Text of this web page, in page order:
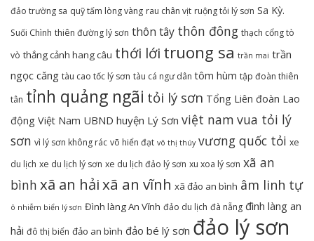
đảo trường sa quỹ tấm lòng vàng rau chân vịt ruộng tỏi lý sơn Sa Kỳ.
Suối Chình thiên đường lý sơn thôn tây thôn đông thạch cổng tò
vò thắng cảnh hang câu thới lới truong sa trần mai trần
ngọc căng tàu cao tốc lý sơn tàu cá ngư dân tôm hùm tập đoàn thiên
tân tỉnh quảng ngãi tỏi lý sơn Tổng Liên đoàn Lao
động Việt Nam UBND huyện Lý Sơn việt nam vua tỏi lý
sơn vì lý sơn không rác võ hiển đạt võ thị thúy vương quốc tỏi xe
du lịch xe du lịch lý sơn xe du lịch đảo lý sơn xu xoa lý sơn xã an
bình xã an hảixã an vĩnh xã đảo an bình âm linh tự
ô nhiễm biển lý sơn Đình làng An Vĩnh đảo du lịch đà nẵng đình làng an
hải đô thị biển đảo an bình đảo bé lý sơn đảo lý sơn